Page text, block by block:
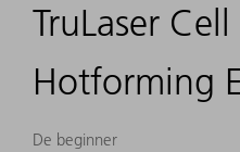
TruLaser
Hotforming
De beginner